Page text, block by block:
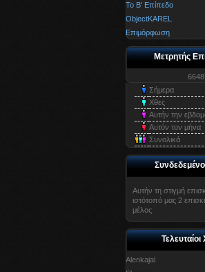
Το Β' Επίπεδο
ObjectKAREL
Επιμόρφωση
Μετρητής
Σήμερα
Χθες
Αυτήν την
Αυτόν τον μήνα
Συνολικά
Αυτήν τη στιγμή
ιστότοπό μας 2
μέλος
Alenkajal